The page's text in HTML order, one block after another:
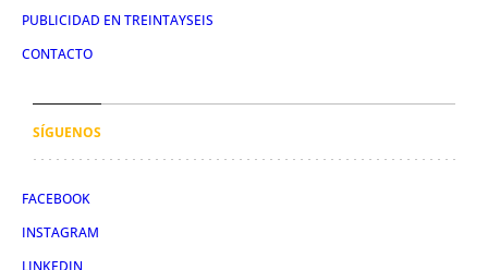
PUBLICIDAD EN TREINTAYSEIS
CONTACTO
SÍGUENOS
FACEBOOK
INSTAGRAM